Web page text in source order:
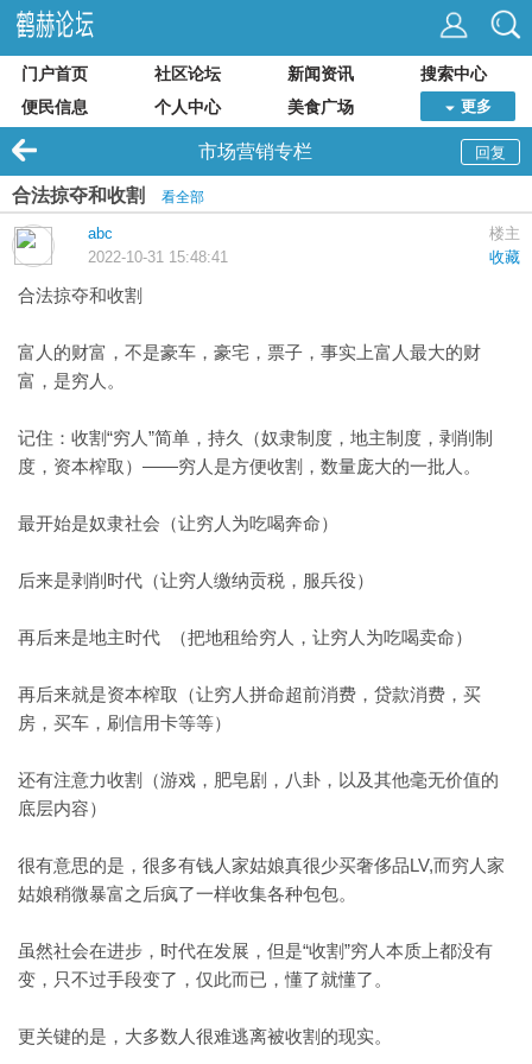
门户首页 社区论坛 新闻资讯
搜索中心
便民信息
个人中心 美食广场 更多
回复
市场营销专栏
合法掠夺和收割 看全部
楼主
abc
收藏
2022-10-31 15:48:41
合法掠夺和收割
富人的财富，不是豪车，豪宅，票子，事实上富人最大的财
富，是穷人。
记住：收割“穷人”简单，持久（奴隶制度，地主制度，剥削制
度，资本榨取）——穷人是方便收割，数量庞大的一批人。
最开始是奴隶社会（让穷人为吃喝奔命）
后来是剥削时代（让穷人缴纳贡税，服兵役）
再后来是地主时代 （把地租给穷人，让穷人为吃喝卖命）
再后来就是资本榨取（让穷人拼命超前消费，贷款消费，买
房，买车，刷信用卡等等）
还有注意力收割（游戏，肥皂剧，八卦，以及其他毫无价值的
底层内容）
很有意思的是，很多有钱人家姑娘真很少买奢侈品LV,而穷人家
姑娘稍微暴富之后疯了一样收集各种包包。
虽然社会在进步，时代在发展，但是“收割”穷人本质上都没有
变，只不过手段变了，仅此而已，懂了就懂了。
更关键的是，大多数人很难逃离被收割的现实。